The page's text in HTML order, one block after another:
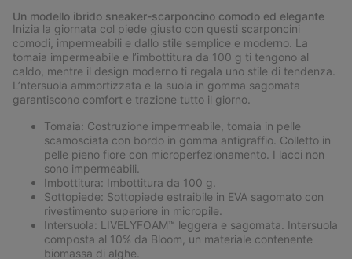
Un modello ibrido sneaker-scarponcino comodo ed elegante
Inizia la giornata col piede giusto con questi scarponcini
comodi, impermeabili e dallo stile semplice e moderno. La
tomaia impermeabile e l’imbottitura da 100 g ti tengono al
caldo, mentre il design moderno ti regala uno stile di tendenza.
L’ntersuola ammortizzata e la suola in gomma sagomata
garantiscono comfort e trazione tutto il giorno.
Tomaia: Costruzione impermeabile, tomaia in pelle
scamosciata con bordo in gomma antigraffio. Colletto in
pelle pieno fiore con microperfezionamento. I lacci non
sono impermeabili.
Imbottitura: Imbottitura da 100 g.
Sottopiede: Sottopiede estraibile in EVA sagomato con
rivestimento superiore in micropile.
Intersuola: LIVELYFOAM™ leggera e sagomata. Intersuola
composta al 10% da Bloom, un materiale contenente
biomassa di alghe.